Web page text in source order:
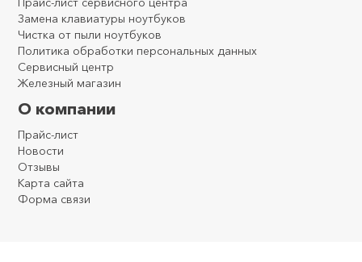
Замена клавиатуры ноутбуков
Чистка от пыли ноутбуков
Политика обработки персональных данных
Сервисный центр
Железный магазин
О компании
Прайс-лист
Новости
Отзывы
Карта сайта
Форма связи